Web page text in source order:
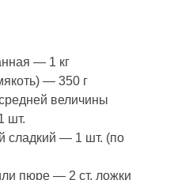
— 1 кг
— 350 г
величины
шт.
сладкий — 1 шт. (по
пюре — 2 ст. ложки